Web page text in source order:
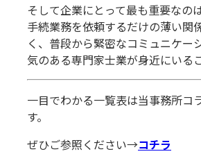
そして企業にとって最も重要なの
手続業務を依頼するだけの薄い関
く、普段から緊密なコミュニケー
気のある専門家士業が身近にいる
一目でわかる一覧表は当事務所コ
す。
ぜひご参照ください→コチラ